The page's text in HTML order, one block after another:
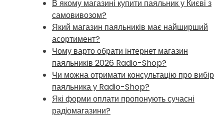
В якому магазині купити паяльник у Києві з
самовивозом?
Який магазин паяльників має найширший
асортимент?
Чому варто обрати інтернет магазин
паяльників 2026 Radio-Shop?
Чи можна отримати консультацію про вибір
паяльника у Radio-Shop?
Які форми оплати пропонують сучасні
радiомагазини?